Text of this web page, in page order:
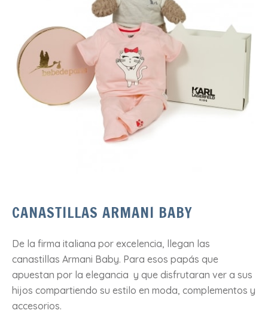
CANASTILLAS ARMANI BABY
De la firma italiana por excelencia, llegan las
canastillas Armani Baby. Para esos papás que
apuestan por la elegancia y que disfrutaran ver a sus
hijos compartiendo su estilo en moda, complementos y
accesorios.